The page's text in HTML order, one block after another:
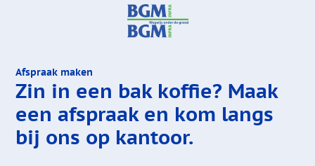
Afspraak maken
Zin in een bak koffie? Maak
een afspraak en kom langs
bij ons op kantoor.